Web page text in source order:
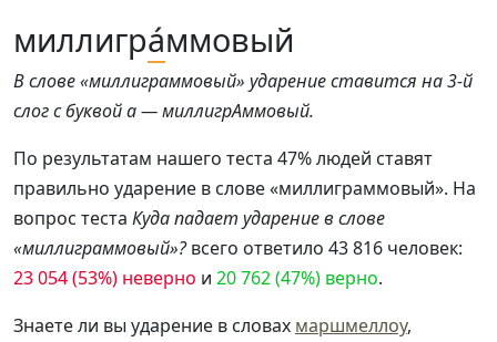
миллигра́ммовый
В слове «миллиграммовый» ударение ставится на 3-й
слог с буквой а — миллигрАммовый.
По результатам нашего теста 47% людей ставят
правильно ударение в слове «миллиграммовый». На
вопрос теста Куда падает ударение в слове
«миллиграммовый»?всего ответило 43 816 человек:
23 054 (53%) неверно и 20 762 (47%) верно.
Знаете ли вы ударение в словах маршмеллоу,